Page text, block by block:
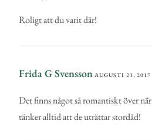
Roligt att du varit där!
Frida G Svensson AUGUSTI 21, 2017
Det finns något så romantiskt över
tänker alltid att de uträttar stordåd!